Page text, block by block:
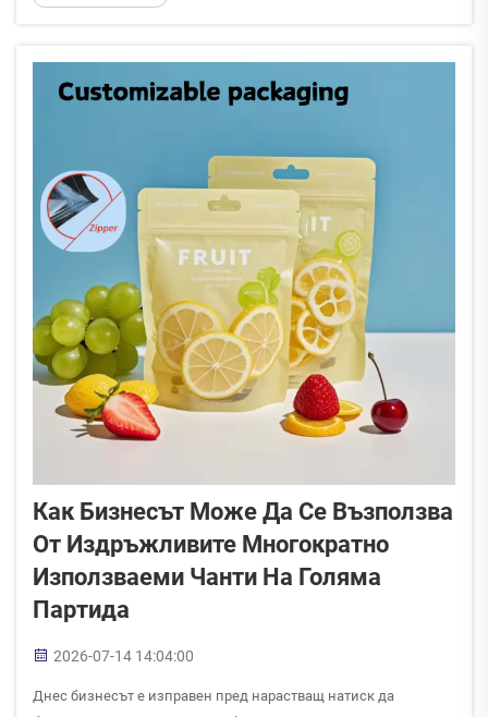
Как Бизнесът Може Да Се Възползва
От Издръжливите Многократно
Използваеми Чанти На Голяма
Партида
2026-07-14 14:04:00
Днес бизнесът е изправен пред нарастващ натиск да